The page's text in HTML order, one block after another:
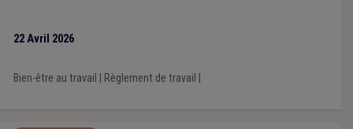
22 Avril 2026
Bien-être au travail Règlement de travail